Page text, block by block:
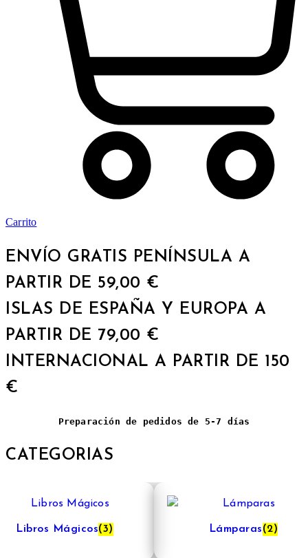
Carrito
ENVÍO GRATIS PENÍNSULA A
PARTIR DE 59,00 €
ISLAS DE ESPAÑA Y EUROPA A
PARTIR DE 79,00 €
INTERNACIONAL A PARTIR DE 150
€
Preparación de pedidos de 5-7 días
CATEGORIAS
Libros Mágicos(3) Lámparas(2)